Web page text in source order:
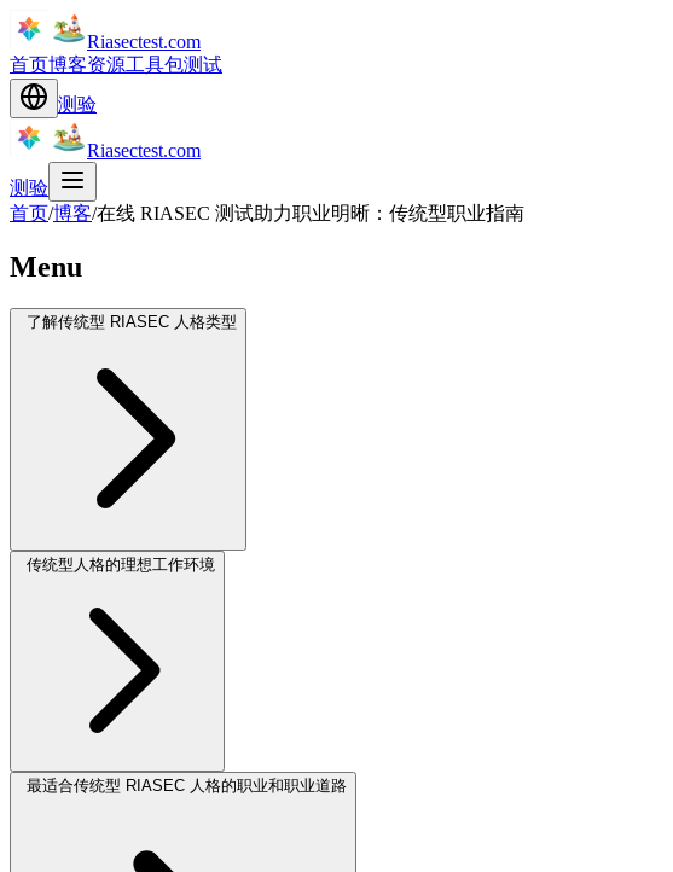
Riasectest.com
首页博客资源工具包测试
测验
Riasectest.com
测验
首页/博客/在线 RIASEC 测试助力职业明晰：传统型职业指南
Menu
了解传统型 RIASEC 人格类型
传统型人格的理想工作环境
最适合传统型 RIASEC 人格的职业和职业道路